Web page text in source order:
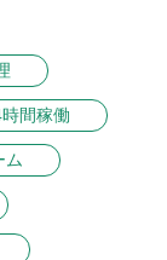
間稼働
ム